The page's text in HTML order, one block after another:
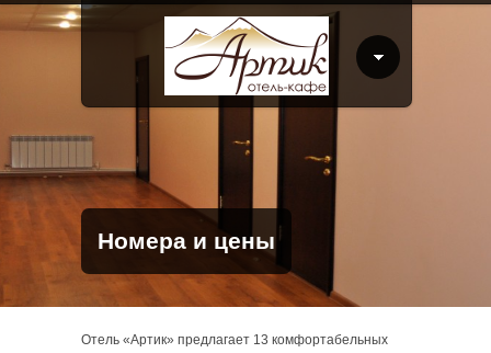
Номера и цены
Отель «Артик» предлагает 13 комфортабельных